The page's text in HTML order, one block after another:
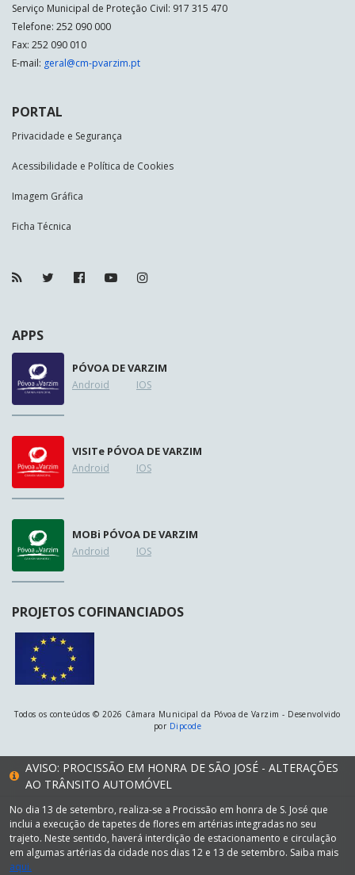
Serviço Municipal de Proteção Civil: 917 315 470
Telefone: 252 090 000
Fax: 252 090 010
E-mail: geral@cm-pvarzim.pt
PORTAL
Privacidade e Segurança
Acessibilidade e Política de Cookies
Imagem Gráfica
Ficha Técnica
APPS
PÓVOA DE VARZIM
Android IOS
VISITe PÓVOA DE VARZIM
Android IOS
MOBi PÓVOA DE VARZIM
Android IOS
PROJETOS COFINANCIADOS
Todos os conteúdos © 2026 Câmara Municipal da Póvoa de Varzim - Desenvolvido
por Dipcode
AVISO: PROCISSÃO EM HONRA DE SÃO JOSÉ - ALTERAÇÕES
AO TRÂNSITO AUTOMÓVEL
No dia 13 de setembro, realiza-se a Procissão em honra de S. José que
inclui a execução de tapetes de flores em artérias integradas no seu
trajeto. Neste sentido, haverá interdição de estacionamento e circulação
em algumas artérias da cidade nos dias 12 e 13 de setembro. Saiba mais
aqui.